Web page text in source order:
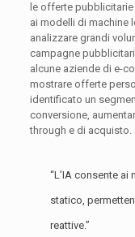
le offerte
ai modelli di machine
analizzare grandi
campagne
alcune aziende di e-
mostrare offerte
identificato un
conversione,
through e di acquisto.
“L’IA consente
statico,
reattive.”